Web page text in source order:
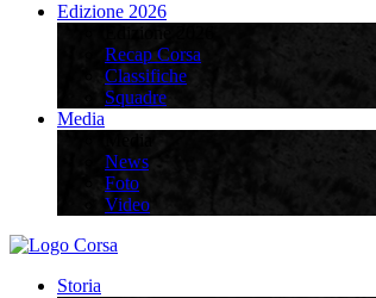
Edizione 2026
Recap Corsa
Classifiche
Squadre
Media
News
Foto
Video
Storia